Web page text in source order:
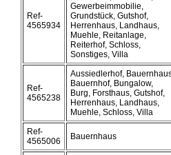
Ref-
4565934
Gewerbeimmobilie,
Grundstück, Gutshof,
Herrenhaus, Landhaus,
Muehle, Reitanlage,
Reiterhof, Schloss,
Sonstiges, Villa
Ref-
4565238
Aussiedlerhof,
Bauernhof, Bungalow,
Burg, Forsthaus, Gutshof,
Herrenhaus, Landhaus,
Muehle, Schloss, Villa
Ref-
4565006
Bauernhaus